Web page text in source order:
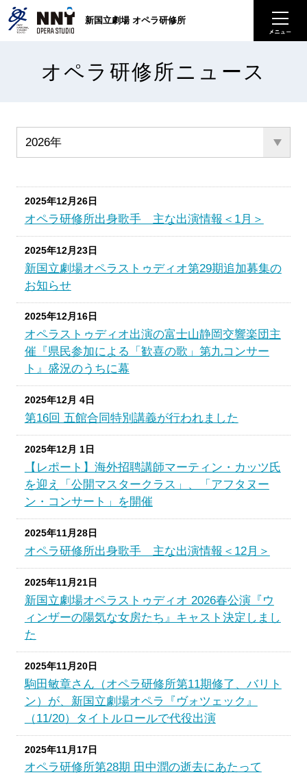
新国立劇場 オペラ研修所
オペラ研修所ニュース
2025年12月26日
オペラ研修所出身歌手 主な出演情報＜1月＞
2025年12月23日
新国立劇場オペラストゥディオ第29期追加募集の
お知らせ
2025年12月16日
オペラストゥディオ出演の富士山静岡交響楽団主
催『県民参加による「歓喜の歌」第九コンサー
ト』盛況のうちに幕
2025年12月 4日
第16回 五館合同特別講義が行われました
2025年12月 1日
【レポート】海外招聘講師マーティン・カッツ氏
を迎え「公開マスタークラス」、「アフタヌー
ン・コンサート」を開催
2025年11月28日
オペラ研修所出身歌手 主な出演情報＜12月＞
2025年11月21日
新国立劇場オペラストゥディオ 2026春公演『ウ
ィンザーの陽気な女房たち』キャスト決定しまし
た
2025年11月20日
駒田敏章さん（オペラ研修所第11期修了、バリト
ン）が、新国立劇場オペラ『ヴォツェック』
（11/20）タイトルロールで代役出演
2025年11月17日
オペラ研修所第28期 田中潤の逝去にあたって